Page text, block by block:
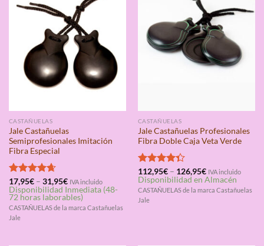
CASTAÑUELAS
Jale Castañuelas
Semiprofesionales Imitación
Fibra Especial
Valorado
con4.67
de 5
17,95€– 31,95€ IVA incluido
Disponibilidad Inmediata (48-
72 horas laborables)
CASTAÑUELAS de la marca Castañuelas
Jale
CASTAÑUELAS
Jale Castañuelas Profesionales
Fibra Doble Caja Veta Verde
Valorado
con4.33
de 5
112,95€– 126,95€ IVA incluido
Disponibilidad en Almacén
CASTAÑUELAS de la marca Castañuelas
Jale